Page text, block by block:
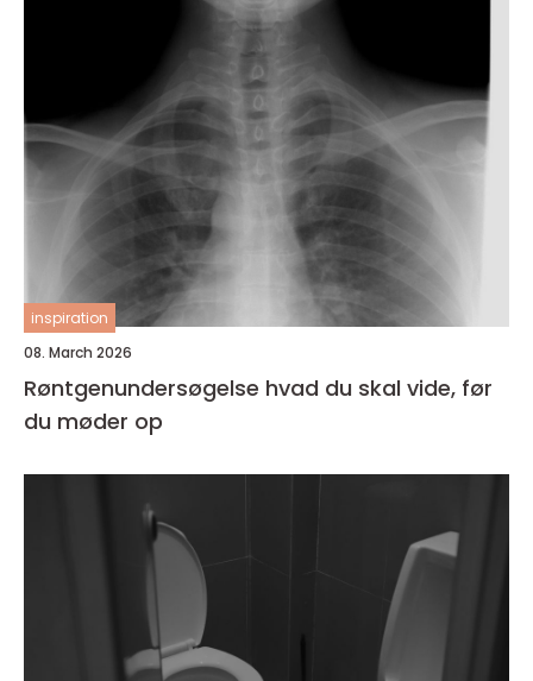
inspiration
08. March 2026
Røntgenundersøgelse hvad du skal vide, før
du møder op